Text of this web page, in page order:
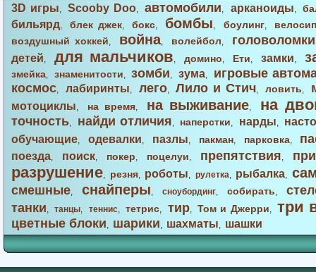
3D игры,Scooby Doo,автомобили, арканоиды,
бильярд,блек джек,бокс, бомбы, боулинг,
воздушный хоккей, война, волейбол, головоломки
детей, для мальчиков, домино, Ети, замки,
змейка, знаменитости,зомби, зума,
игровые
космос, лабиринты, лего,Лило и Стич,ловить,
мотоциклы, на время, на выживание, на
точность, найди отличия, наперстки, нарды,
обучающие, одевалки, пазлы, пакман, парковка,
поезда, поиск, покер, поцелуи, препятствия,
разрушение, резня, роботы, рулетка, рыбалка,
смешные, снайперы, сноубординг, собирать,
танки,танцы, теннис,тетрис, тир,Том и Джерри, три
цветные блоки, шарики, шахматы, шашки